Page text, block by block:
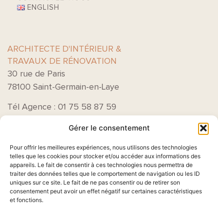
Gérer le consentement
Pour offrir les meilleures expériences, nous utilisons des technologies
telles que les cookies pour stocker et/ou accéder aux informations des
appareils. Le fait de consentir à ces technologies nous permettra de
traiter des données telles que le comportement de navigation ou les ID
uniques sur ce site. Le fait de ne pas consentir ou de retirer son
consentement peut avoir un effet négatif sur certaines caractéristiques
et fonctions.
ENGLISH
ARCHITECTE D'INTÉRIEUR &
TRAVAUX DE RÉNOVATION
30 rue de Paris
78100 Saint-Germain-en-Laye
Tél Agence : 01 75 58 87 59
Acceptez-vous que nous traitions